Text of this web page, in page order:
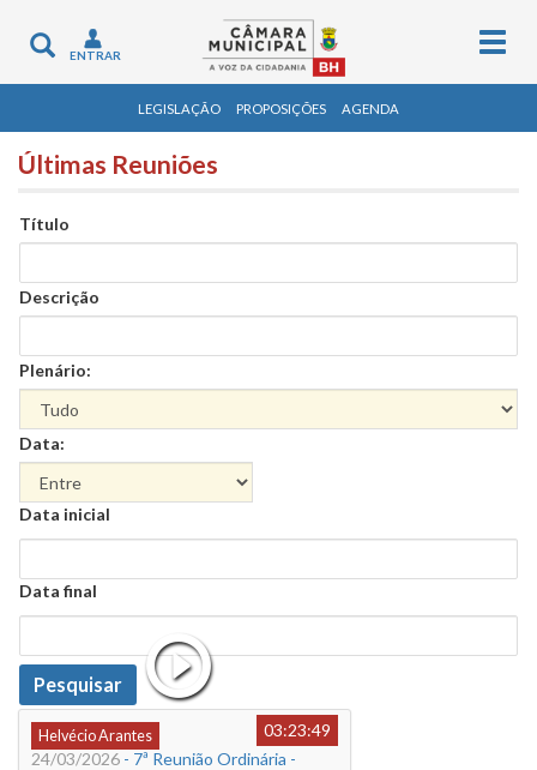
Toggle
navigation
ENTRAR
LEGISLAÇÃO PROPOSIÇÕES AGENDA
Últimas Reuniões
Título
Descrição
Plenário:
Data:
Data
Data inicial
Data
Data final
Data
Pesquisar
Helvécio Arantes
03:23:49
24/03/2026 - 7ª Reunião Ordinária -